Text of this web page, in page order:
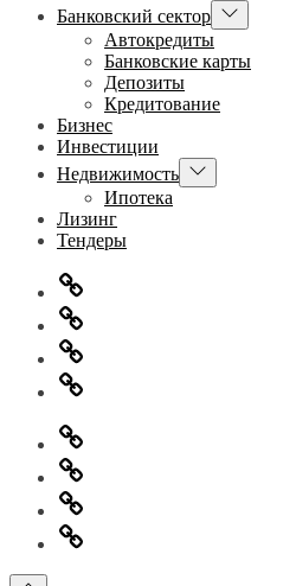
Банковский сектор Показывать
подменю
Автокредиты
Банковские карты
Депозиты
Кредитование
Бизнес
Инвестиции
Недвижимость Показывать
подменю
Ипотека
Лизинг
Тендеры
Главная
Информация
для
правообладателей
Обратная
связь
Политика
конфиденциальности
Главная
Информация
для
правообладателей
Обратная
связь
Политика
конфиденциальности